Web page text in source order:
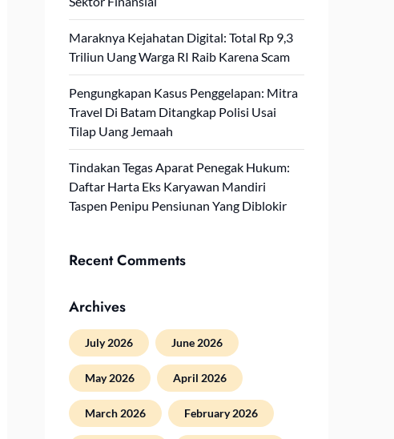
Maraknya Kejahatan Digital: Total Rp 9,3
Triliun Uang Warga RI Raib Karena Scam
Pengungkapan Kasus Penggelapan: Mitra
Travel Di Batam Ditangkap Polisi Usai
Tilap Uang Jemaah
Tindakan Tegas Aparat Penegak Hukum:
Daftar Harta Eks Karyawan Mandiri
Taspen Penipu Pensiunan Yang Diblokir
Recent Comments
Archives
July 2026 June 2026
May 2026 April 2026
March 2026 February 2026